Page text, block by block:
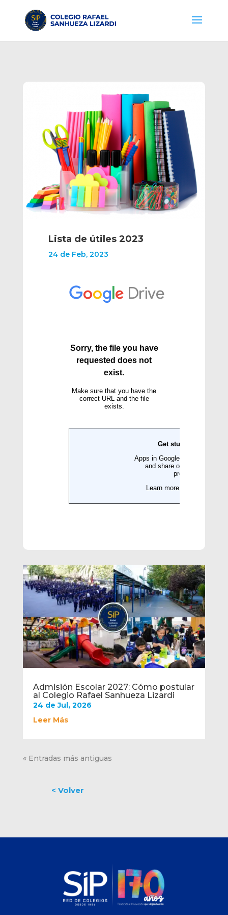
Admisión Escolar 2027: Cómo postular
al Colegio Rafael Sanhueza Lizardi
24 de Jul, 2026
Leer Más
« Entradas más antiguas
Lista de útiles 2023
24 de Feb, 2023